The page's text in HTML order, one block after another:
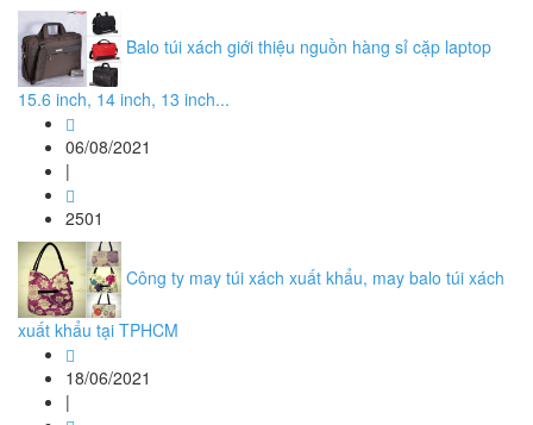
Balo túi xách giới thiệu nguồn hàng sỉ cặp laptop
15.6 inch, 14 inch, 13 inch...
06/08/2021
|
2501
Công ty may túi xách xuất khẩu, may balo túi xách
xuất khẩu tại TPHCM
18/06/2021
|